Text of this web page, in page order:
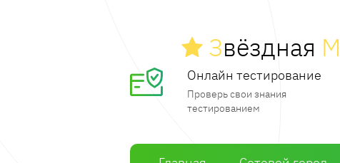
Звёздная М
Онлайн тестирование
Проверь свои знания
тестированием